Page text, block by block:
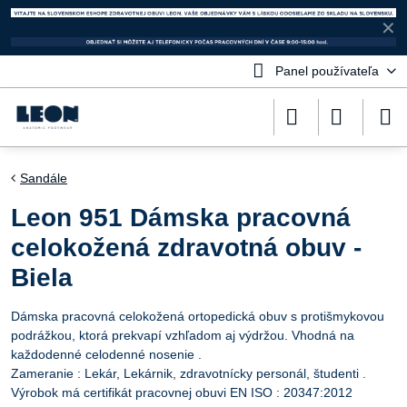
✕
Panel používateľa
Sandále
Leon 951 Dámska pracovná
celokožená zdravotná obuv -
Biela
Dámska pracovná celokožená ortopedická obuv s protišmykovou
podrážkou, ktorá prekvapí vzhľadom aj výdržou. Vhodná na
každodenné celodenné nosenie .
Zameranie : Lekár, Lekárnik, zdravotnícky personál, študenti .
Výrobok má certifikát pracovnej obuvi EN ISO : 20347:2012